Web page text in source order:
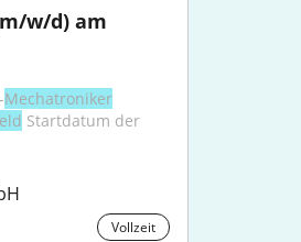
w/d) am
Mechatroniker
Startdatum der
Vollzeit